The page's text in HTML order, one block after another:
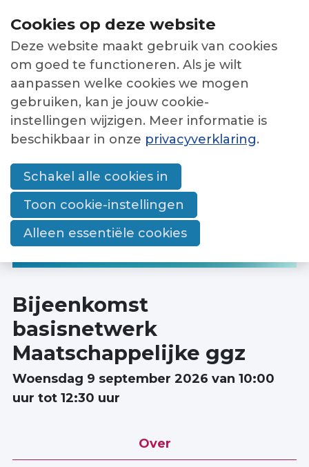
links
over
Jump
to
navigation
Jump
main
content
HOME BIJEENKOMSTEN
OVER BIJEENKOMST BASISNETWERK
MAATSCHAPPELIJKE GGZ
Bijeenkomst
basisnetwerk
Maatschappelijke ggz
woensdag 9 september 2026 van 10:00
uur tot 12:30 uur
Over
Netwerken
Nieuwsbrieven
Bijeenkomsten
Overzicht
Werkwijze
bijeenkomsten en
netwerken
Word lid
Zoek
Cookies op deze website
Deze website maakt gebruik van cookies
om goed te functioneren. Als je wilt
aanpassen welke cookies we mogen
gebruiken, kan je jouw cookie-
instellingen wijzigen. Meer informatie is
beschikbaar in onze privacyverklaring.
Schakel alle cookies in
Toon cookie-instellingen
Alleen essentiële cookies